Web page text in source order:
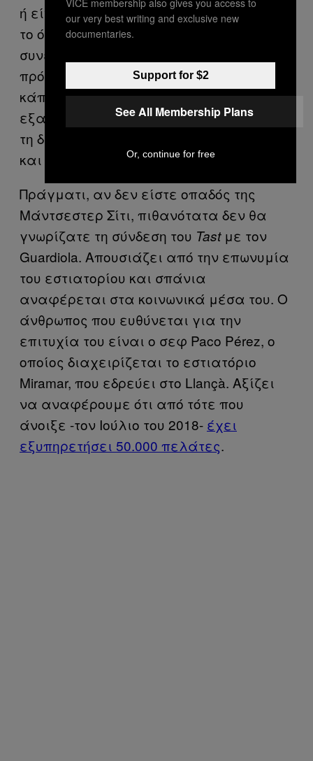
ή είναι πιθανό να κερδίσει δανείζοντας
το όνομά του σε μια εταιρία -όπως
συνέβη με τη Charlize Theron που έγινε το
πρόσωπό της
– σε αντίθεση με
κάποιον που δεν ενδιαφέρεται να
εξασφαλίσει χρήματα, αλλά να έχει
τη δυνατότητα να φάει ό, τι του αρέσει
και όποτε το θέλει», λέει ο Rousseau.
Πράγματι, αν δεν είστε οπαδός της
Μάντσεστερ Σίτι, πιθανότατα δεν θα
γνωρίζατε τη σύνδεση του Tastμε τον
Guardiola. Απουσιάζει από την επωνυμία
του εστιατορίου και σπάνια
αναφέρεται στα κοινωνικά μέσα του. Ο
άνθρωπος που ευθύνεται για την
επιτυχία του είναι ο σεφ Paco Pérez, ο
οποίος διαχειρίζεται το εστιατόριο
Miramar, που εδρεύει στο Llançà. Αξίζει
να αναφέρουμε ότι από τότε που
άνοιξε -τον Ιούλιο του 2018- έχει
εξυπηρετήσει 50.000 πελάτες.
our very best writing and exclusive new
documentaries.
Support for $2
See All Membership Plans
Or, continue for free